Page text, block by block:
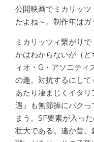
公開映画でミカリッ
たよね～。制作年は
ミカリッツィ繋がり
かはわからないが（
ィオ・G・アソニティ
の趣。対抗するにし
あたり凄まじくイタ
遇』も無節操にパク
まう。SF要素が入っ
壮大である。遙か昔